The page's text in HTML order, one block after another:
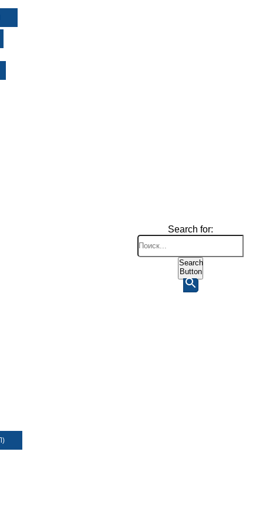
Search for:
Search
Button